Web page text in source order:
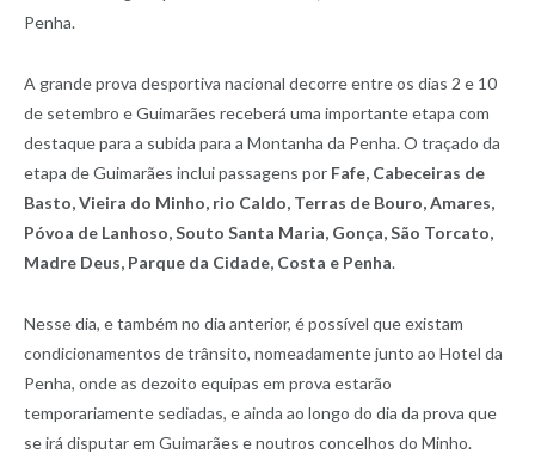
Penha.
A grande prova desportiva nacional decorre entre os dias 2 e 10
de setembro e Guimarães receberá uma importante etapa com
destaque para a subida para a Montanha da Penha. O traçado da
etapa de Guimarães inclui passagens por Fafe, Cabeceiras de
Basto, Vieira do Minho, rio Caldo, Terras de Bouro, Amares,
Póvoa de Lanhoso, Souto Santa Maria, Gonça, São Torcato,
Madre Deus, Parque da Cidade, Costa e Penha.
Nesse dia, e também no dia anterior, é possível que existam
condicionamentos de trânsito, nomeadamente junto ao Hotel da
Penha, onde as dezoito equipas em prova estarão
temporariamente sediadas, e ainda ao longo do dia da prova que
se irá disputar em Guimarães e noutros concelhos do Minho.